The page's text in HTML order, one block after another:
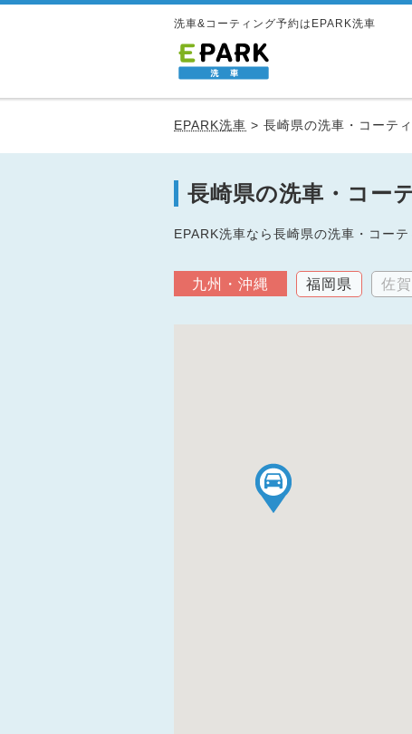
洗車&コーティング予約はEPARK洗車
EPARK洗車 > 長崎県の洗車・コーテ
長崎県の洗車・コー
EPARK洗車なら長崎県の洗車・コー
九州・沖縄 福岡県 佐